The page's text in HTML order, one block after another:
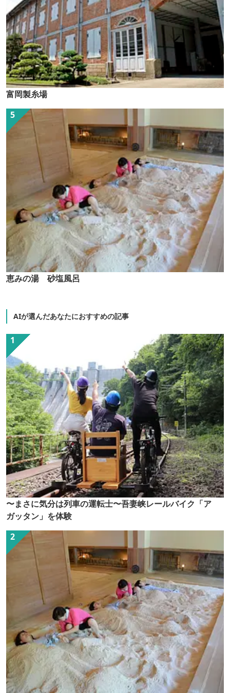
富岡製糸場
恵みの湯 砂塩風呂
AIが選んだあなたにおすすめの記事
〜まさに気分は列車の運転士〜吾妻峡レールバイク「ア
ガッタン」を体験